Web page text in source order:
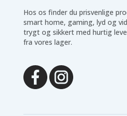
Hos os finder du prisvenlige
smart home, gaming, lyd og
trygt og sikkert med hurtig
fra vores lager.